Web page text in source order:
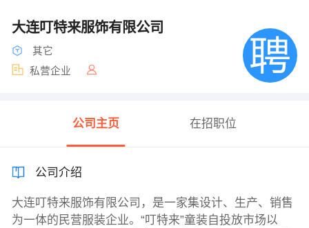
大连叮特来服饰有限公司
其它
私营企业
公司主页 在招职位
公司介绍
大连叮特来服饰有限公司，是一家集设计、生产、销售
为一体的民营服装企业。“叮特来”童装自投放市场以